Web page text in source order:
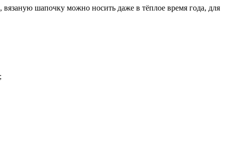
шапочку можно носить даже в тёплое время года, для